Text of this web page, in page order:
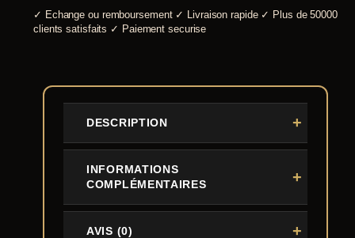
✓ Echange ou remboursement ✓ Livraison rapide ✓ Plus de 50000
clients satisfaits ✓ Paiement securise
DESCRIPTION
INFORMATIONS
COMPLÉMENTAIRES
AVIS (0)